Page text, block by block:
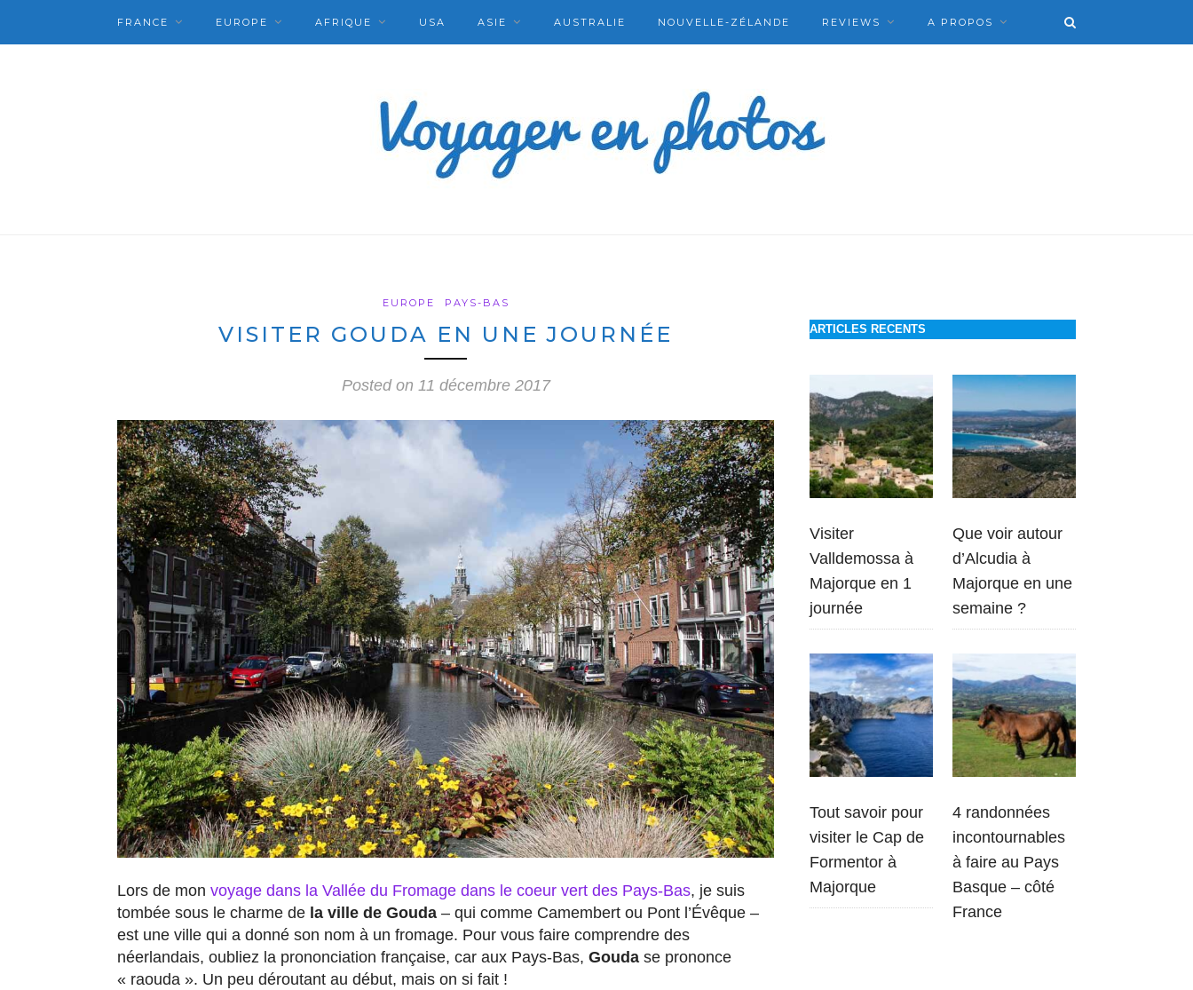
FRANCE EUROPE AFRIQUE USA ASIE AUSTRALIE NOUVELLE-ZÉLANDE REVIEWS A PROPOS
EUROPE PAYS-BAS
VISITER GOUDA EN UNE JOURNÉE
Posted on 11 décembre 2017
Lors de mon voyage dans la Vallée du Fromage dans le coeur vert des Pays-Bas, je suis
tombée sous le charme de la ville de Gouda – qui comme Camembert ou Pont l’Évêque –
est une ville qui a donné son nom à un fromage. Pour vous faire comprendre des
néerlandais, oubliez la prononciation française, car aux Pays-Bas, Gouda se prononce
« raouda ». Un peu déroutant au début, mais on si fait !
ARTICLES RECENTS
Visiter
Valldemossa à
Majorque en 1
journée
Que voir autour
d’Alcudia à
Majorque en une
semaine ?
Tout savoir pour
visiter le Cap de
Formentor à
Majorque
4 randonnées
incontournables
à faire au Pays
Basque – côté
France